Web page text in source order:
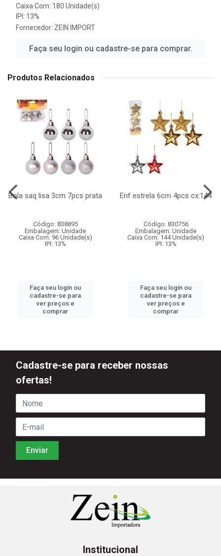
Caixa Com: 180 Unidade(s)
IPI: 13%
Fornecedor: ZEIN IMPORT
Faça seu login ou cadastre-se para comprar.
Produtos Relacionados
Bola saq lisa 3cm 7pcs prata
Código: 838895
Embalagem: Unidade
Caixa Com: 96 Unidade(s)
IPI: 13%
Faça seu login ou
cadastre-se para
ver preços e
comprar
Enf estrela 6cm 4pcs cx:144
Código: 830756
Embalagem: Unidade
Caixa Com: 144 Unidade(s)
IPI: 13%
Faça seu login ou
cadastre-se para
ver preços e
comprar
Cadastre-se para receber nossas
ofertas!
Institucional